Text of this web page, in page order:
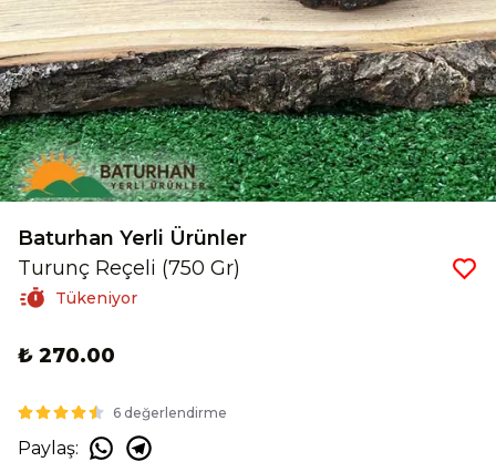
Baturhan Yerli Ürünler
Turunç Reçeli (750 Gr)
Tükeniyor
₺ 270.00
6 değerlendirme
Paylaş: